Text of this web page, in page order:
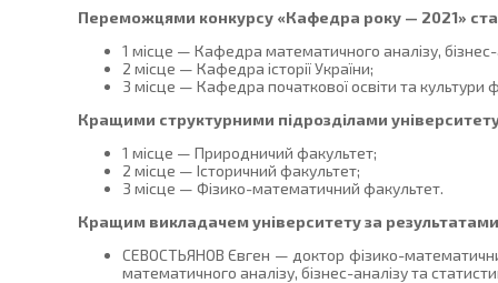
Переможцями конкурсу «Кафедра року — 2021»
1 місце — Кафедра математичного аналізу, бізнес-
2 місце — Кафедра історії України;
3 місце — Кафедра початкової освіти та культури
Кращими структурними підрозділами
1 місце — Природничий факультет;
2 місце — Історичний факультет;
3 місце — Фізико-математичний факультет.
Кращим викладачем університету за
СЕВОСТЬЯНОВ Євген — доктор фізико-
математичного аналізу, бізнес-аналізу та